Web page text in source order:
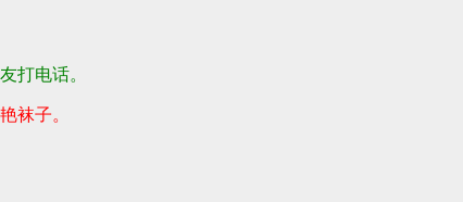
打电话。
袜子。